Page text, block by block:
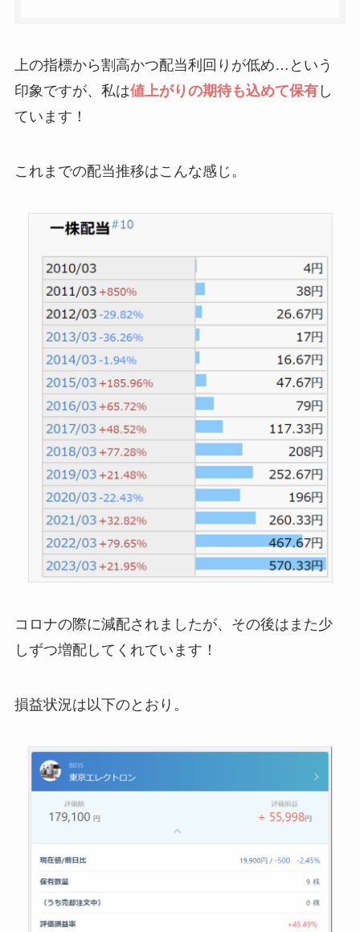
上の指標から割高かつ配当利回りが低め…という
印象ですが、私は値上がりの期待も込めて保有し
ています！
これまでの配当推移はこんな感じ。
コロナの際に減配されましたが、その後はまた少
しずつ増配してくれています！
損益状況は以下のとおり。